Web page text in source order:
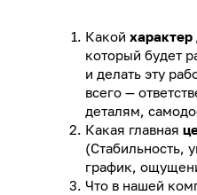
Какой характер
который будет
и делать эту
всего —
деталям,
Какая главная
(Стабильность,
график,
Что в нашей